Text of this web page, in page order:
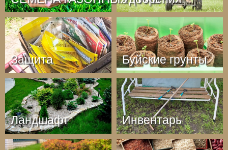
Защита Буйские грунты
Ландшафт Инвентарь